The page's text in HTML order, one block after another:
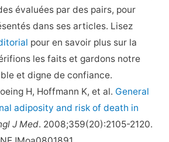
évaluées par des pairs, pour
dans ses articles. Lisez
pour en savoir plus sur la
les faits et gardons notre
et digne de confiance.
H, Hoffmann K, et al. General
adiposity and risk of death in
J Med. 2008;359(20):2105-2120.